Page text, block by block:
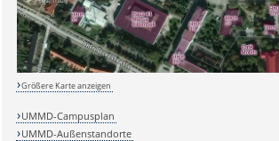
Sicherheitsabfrage:
Größere Karte anzeigen
UMMD-Campusplan
UMMD-Außenstandorte